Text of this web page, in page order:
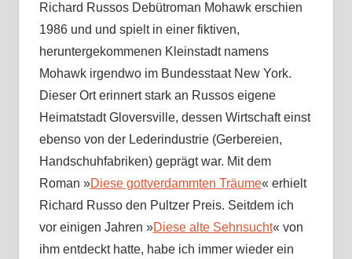
Richard Russos Debütroman Mohawk erschien
1986 und und spielt in einer fiktiven,
heruntergekommenen Kleinstadt namens
Mohawk irgendwo im Bundesstaat New York.
Dieser Ort erinnert stark an Russos eigene
Heimatstadt Gloversville, dessen Wirtschaft einst
ebenso von der Lederindustrie (Gerbereien,
Handschuhfabriken) geprägt war. Mit dem
Roman »Diese gottverdammten Träume« erhielt
Richard Russo den Pultzer Preis. Seitdem ich
vor einigen Jahren »Diese alte Sehnsucht« von
ihm entdeckt hatte, habe ich immer wieder ein